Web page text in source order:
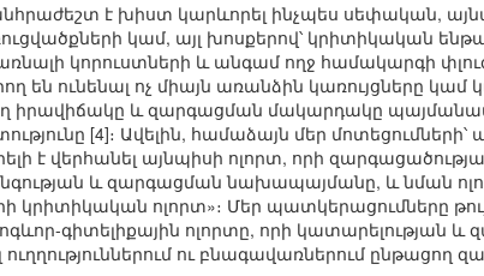
է խիստ կարևորել ինչպես սեփական,
կամ, այլ խոսքերով՝ կրիտիկական
կորուստների և անգամ ողջ համակարգի
են ունենալ ոչ միայն առանձին կառույցները կամ
իրավիճակը և զարգացման մակարդակը
[4]։ Ավելին, համաձայն մեր
է վերհանել այնպիսի ոլորտ, որի
և զարգացման նախապայմանը, և նման
կրիտիկական ոլորտ»։ Մեր պատկերացումները
գիտելիքային ոլորտը, որի կատարելության
ու բնագավառներում ընթացող